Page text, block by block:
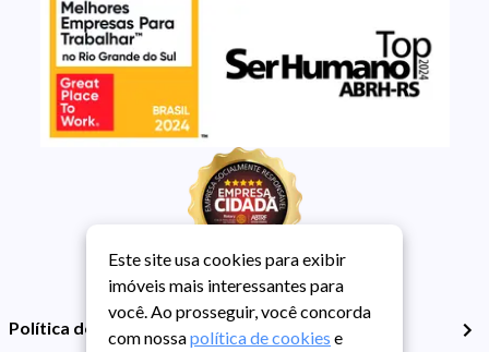
Política de Privacidade
Este site usa cookies para exibir
imóveis mais interessantes para
você. Ao prosseguir, você concorda
com nossapolítica de cookies e